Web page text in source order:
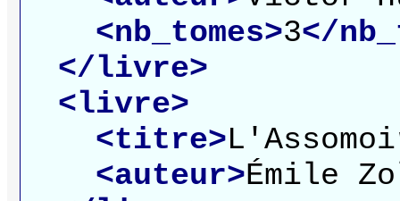
<nb_tomes>3</
</livre>
<livre>
<titre>
<auteur>Émile